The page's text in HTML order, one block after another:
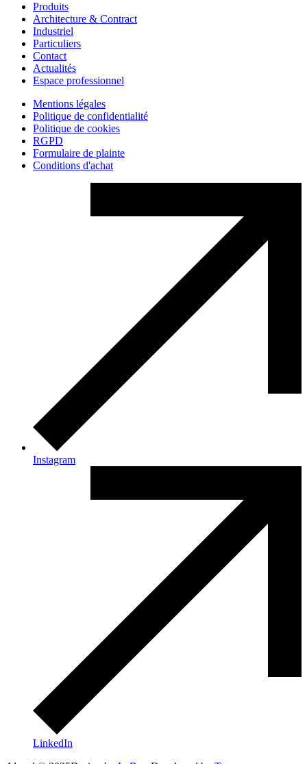
Produits
Architecture & Contract
Industriel
Particuliers
Contact
Actualités
Espace professionnel
Mentions légales
Politique de confidentialité
Politique de cookies
RGPD
Formulaire de plainte
Conditions d'achat
Instagram
LinkedIn